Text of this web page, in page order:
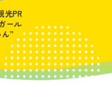
光PR
ール
”